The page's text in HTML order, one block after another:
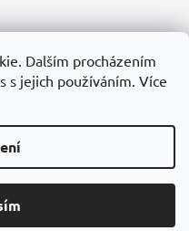
Dalším procházením
s jejich používáním. Více
Premium
práva vyhrazena.
cookies